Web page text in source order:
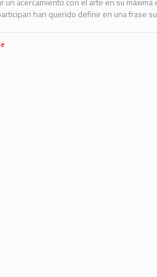
han querido definir en una frase